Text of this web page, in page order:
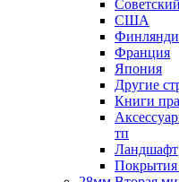
США
Франция
Япония
Другие
Книги
тп
Ландшафт
Покрытия